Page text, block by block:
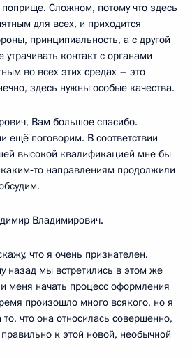
Сложном, потому что здесь
для всех, и приходится
принципиальность, а с другой
контакт с органами
во всех этих средах – это
здесь нужны особые качества.
Вам большое спасибо.
ещё поговорим. В соответствии
высокой квалификацией мне бы
направлениям продолжили
Владимирович.
что я очень признателен.
назад мы встретились в этом же
меня начать процесс оформления
произошло много всякого, но я
что она относилась совершенно,
к этой новой, необычной